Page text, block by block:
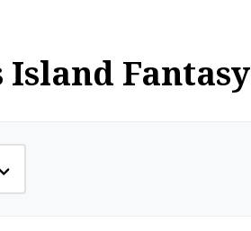
Fantasy